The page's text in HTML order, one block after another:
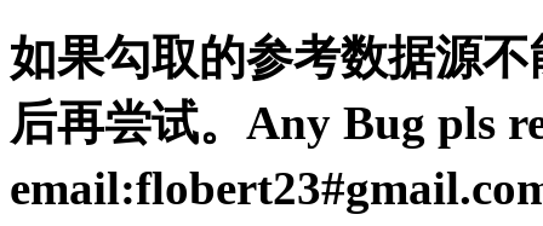
如果勾取的参考数据源
后再尝试。Any Bug pls